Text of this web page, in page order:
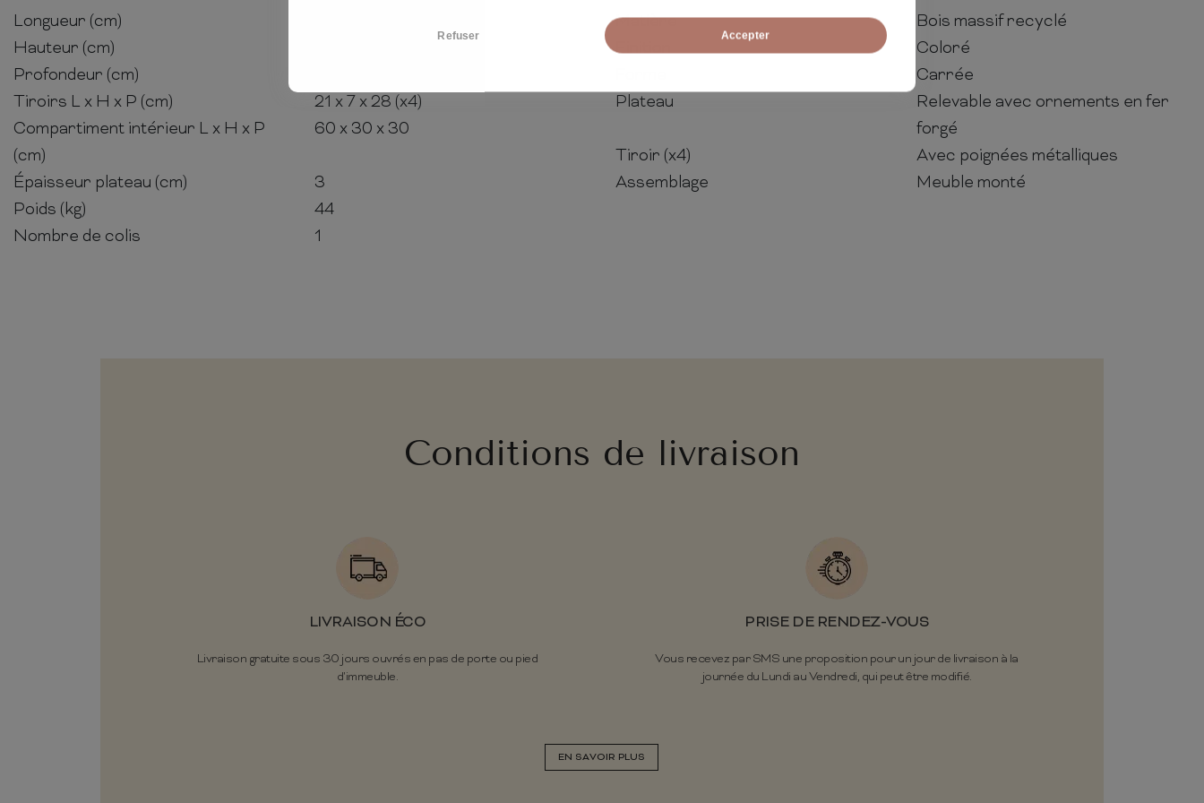
Refuser Accepter
Longueur (cm)
Hauteur (cm)
Profondeur (cm)
Tiroirs L x H x P (cm)
21 x 7 x 28 (x4)
Compartiment intérieur L x H x P
(cm)
60 x 30 x 30
Épaisseur plateau (cm)
3
Poids (kg)
44
Nombre de colis
1
Matière
Bois massif recyclé
Finition
Coloré
Carrée
Plateau
Relevable avec ornements en fer
forgé
Tiroir (x4)
Avec poignées métalliques
Assemblage
Meuble monté
Conditions de livraison
LIVRAISON ÉCO
Livraison gratuite sous 30 jours ouvrés en pas de porte ou pied
d'immeuble.
PRISE DE RENDEZ-VOUS
Vous recevez par SMS une proposition pour un jour de livraison à la
journée du Lundi au Vendredi, qui peut être modifié.
EN SAVOIR PLUS